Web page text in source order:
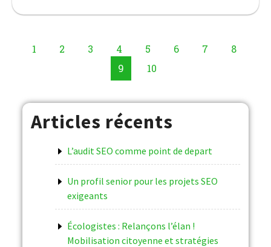
1 2 3 4 5 6 7
8
9
10
Articles récents
L’audit SEO comme point de depart
Un profil senior pour les projets SEO
exigeants
Écologistes : Relançons l’élan !
Mobilisation citoyenne et stratégies